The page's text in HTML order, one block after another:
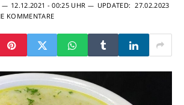
12.12.2021 - 00:25 UHR UPDATED: 27.02.2023
KOMMENTARE